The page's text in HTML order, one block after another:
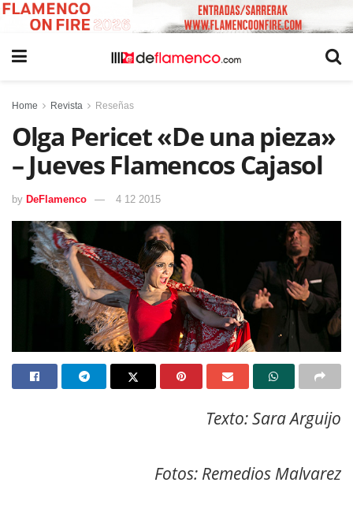
Home Revista Reseñas
Olga Pericet «De una pieza»
– Jueves Flamencos Cajasol
by DeFlamenco 4 12 2015
Texto: Sara Arguijo
Fotos: Remedios Malvarez